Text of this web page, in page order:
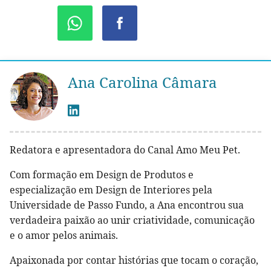
Ana Carolina Câmara
Redatora e apresentadora do Canal Amo Meu Pet.
Com formação em Design de Produtos e
especialização em Design de Interiores pela
Universidade de Passo Fundo, a Ana encontrou sua
verdadeira paixão ao unir criatividade, comunicação
e o amor pelos animais.
Apaixonada por contar histórias que tocam o coração,